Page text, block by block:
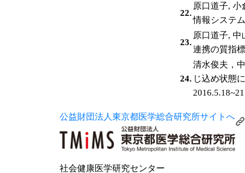
22.
原口道子,
情報システ
23.
原口道子, 中
連携の質指
24.
清水俊夫，
じ込め状態
2016.5.18~21
公益財団法人東京都医学総合研究所サイトへ
社会健康医学研究センター